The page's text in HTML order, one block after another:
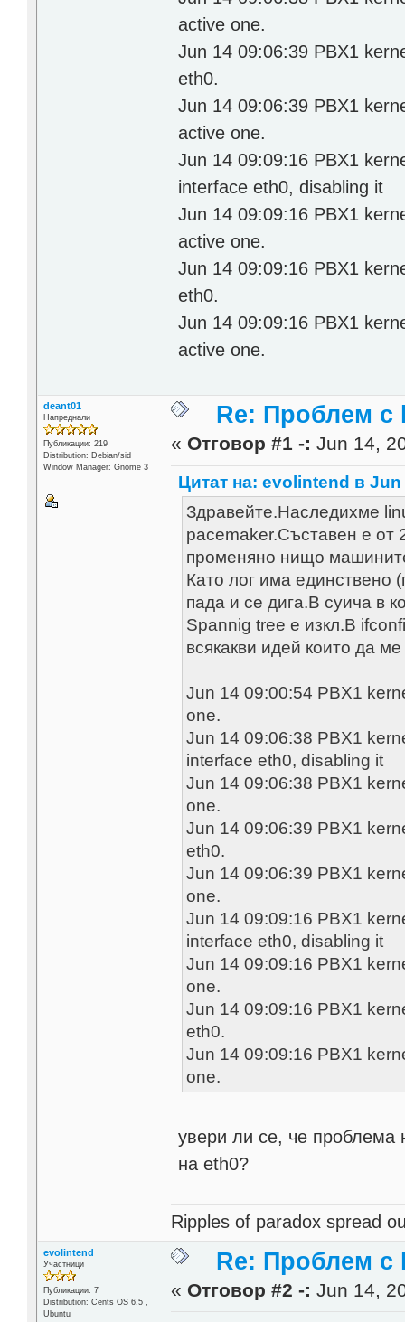
active one.
Jun 14 09:06:39 PBX1
eth0.
Jun 14 09:06:39 PBX1
active one.
Jun 14 09:09:16 PBX1
interface eth0, disabling it
Jun 14 09:09:16 PBX1
active one.
Jun 14 09:09:16 PBX1
eth0.
Jun 14 09:09:16 PBX1
active one.
deant01
Напреднали
Публикации: 219
Distribution: Debian/sid
Window Manager: Gnome 3
Re: Проблем с
« Отговор #1 -: Jun 14,
Цитат на: evolintend в Jun
Здравейте.Наследихме
pacemaker.Съставен е от
променяно нищо
Като лог има единствено
пада и се дига.В суича в
Spannig tree е изкл.В
всякакви идей които да
Jun 14 09:00:54 PBX1
one.
Jun 14 09:06:38 PBX1
interface eth0, disabling it
Jun 14 09:06:38 PBX1
one.
Jun 14 09:06:39 PBX1
eth0.
Jun 14 09:06:39 PBX1
one.
Jun 14 09:09:16 PBX1
interface eth0, disabling it
Jun 14 09:09:16 PBX1
one.
Jun 14 09:09:16 PBX1
eth0.
Jun 14 09:09:16 PBX1
one.
увери ли се, че проблема
на eth0?
Ripples of paradox spread
evolintend
Участници
Публикации: 7
Distribution: Cents OS 6.5 ,
Ubuntu
Re: Проблем с
« Отговор #2 -: Jun 14,